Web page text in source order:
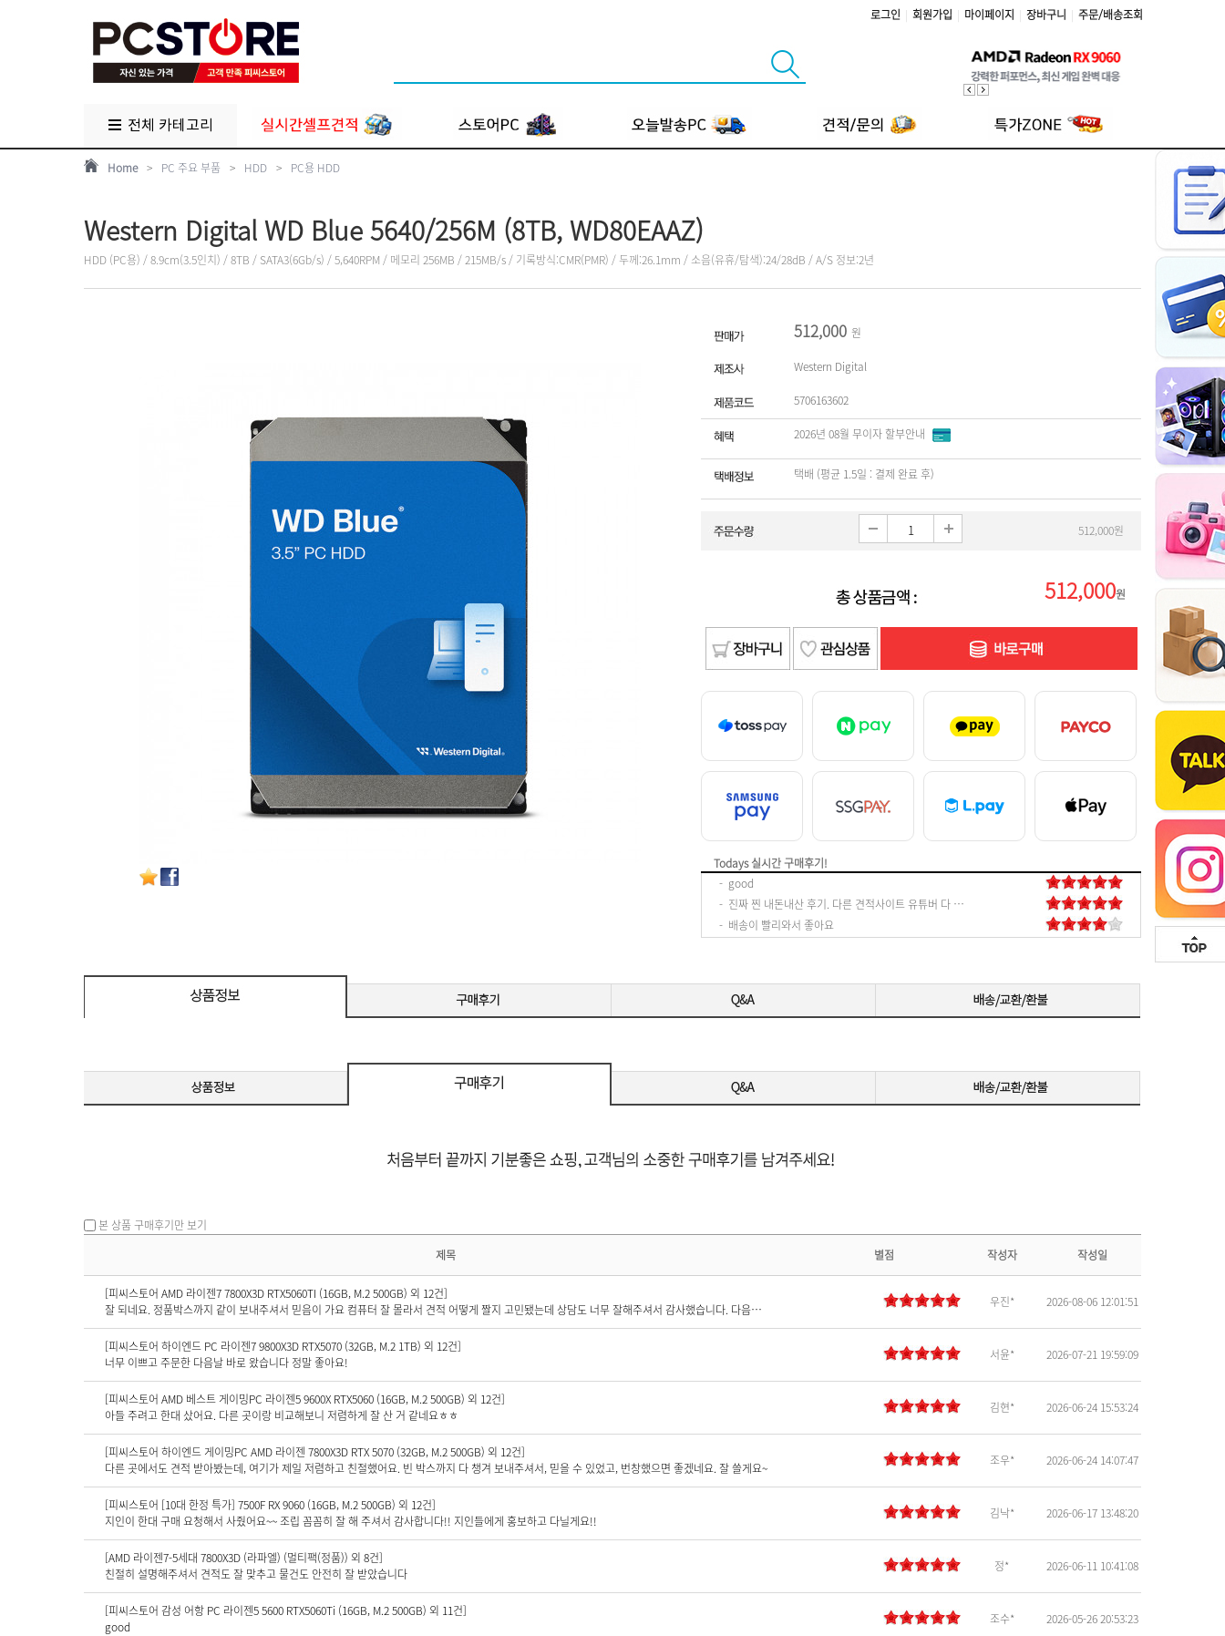
로그인 회원가입 마이페이지 장바구니 주문/배송조회
전체 카테고리
Home > PC 주요 부품 > HDD > PC용 HDD
Western Digital WD Blue 5640/256M (8TB, WD80EAAZ)
HDD (PC용) / 8.9cm(3.5인치) / 8TB / SATA3(6Gb/s) / 5,640RPM / 메모리 256MB / 215MB/s / 기록방식:CMR(PMR) / 두께:26.1mm / 소음(유휴/탐색):24/28dB / A/S 정보:2년
512,000 원
Western Digital
5706163602
2026년 08월 무이자 할부안내
택배 (평균 1.5일 : 결제 완료 후)
512,000원
512,000원
Todays 실시간 구매후기!
- good
-
진짜 찐 내돈내산 후기. 다른 견적사이트 유튜버 다 알아봤지만 진짜 최저가 맞구요 믿을 수 있는 새제품으로 보내주세요! 열심히 알아봐서 견적을 만들어봤지만 보여드리니 바로 부족한 부분 알려주셔서 더 알뜰하고 만족할 수 있게 구매할 수 있었습니다. 앞으로도 잘되면 좋겠습니다! 진짜 찐찐찐 추천 드립니다
- 배송이 빨리와서 좋아요
-
아들 주려고 한대 샀어요. 다른 곳이랑 비교해보니 저렴하게 잘 산 거 같네요ㅎㅎ
본 상품 구매후기만 보기
제목
별점 작성자 작성일
[피씨스토어 AMD 라이젠7 7800X3D RTX5060TI (16GB, M.2 500GB) 외 12건]
잘 되네요. 정품박스까지 같이 보내주셔서 믿음이 가요 컴퓨터 잘 몰라서 견적 어떻게 짤지 고민됐는데 상담도 너무 잘해주셔서 감사했습니다. 다음에 컴퓨터 바꿀때도 여기서 구매할게요 ㅎㅎㅎ 번창하세요!
우진* 2026-08-06 12:01:51
[피씨스토어 하이엔드 PC 라이젠7 9800X3D RTX5070 (32GB, M.2 1TB) 외 12건]
너무 이쁘고 주문한 다음날 바로 왔습니다 정말 좋아요!
서윤* 2026-07-21 19:59:09
[피씨스토어 AMD 베스트 게이밍PC 라이젠5 9600X RTX5060 (16GB, M.2 500GB) 외 12건]
아들 주려고 한대 샀어요. 다른 곳이랑 비교해보니 저렴하게 잘 산 거 같네요ㅎㅎ
김현* 2026-06-24 15:53:24
[피씨스토어 하이엔드 게이밍PC AMD 라이젠 7800X3D RTX 5070 (32GB, M.2 500GB) 외 12건]
다른 곳에서도 견적 받아봤는데, 여기가 제일 저렴하고 친절했어요. 빈 박스까지 다 챙겨 보내주셔서, 믿을 수 있었고, 번창했으면 좋겠네요. 잘 쓸게요~
조우* 2026-06-24 14:07:47
[피씨스토어 [10대 한정 특가] 7500F RX 9060 (16GB, M.2 500GB) 외 12건]
지인이 한대 구매 요청해서 사줬어요~~ 조립 꼼꼼히 잘 해 주셔서 감사합니다!! 지인들에게 홍보하고 다닐게요!!
김낙* 2026-06-17 13:48:20
[AMD 라이젠7-5세대 7800X3D (라파엘) (멀티팩(정품)) 외 8건]
친절히 설명해주셔서 견적도 잘 맞추고 물건도 안전히 잘 받았습니다
정* 2026-06-11 10:41:08
[피씨스토어 감성 어항 PC 라이젠5 5600 RTX5060Ti (16GB, M.2 500GB) 외 11건]
good
조수* 2026-05-26 20:53:23